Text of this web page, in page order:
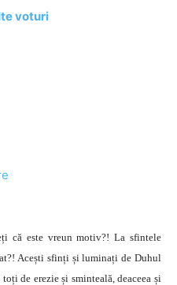
voturi
că este vreun motiv?! La sfintele
Acești sfinți și luminați de Duhul
de erezie și sminteală, deaceea și